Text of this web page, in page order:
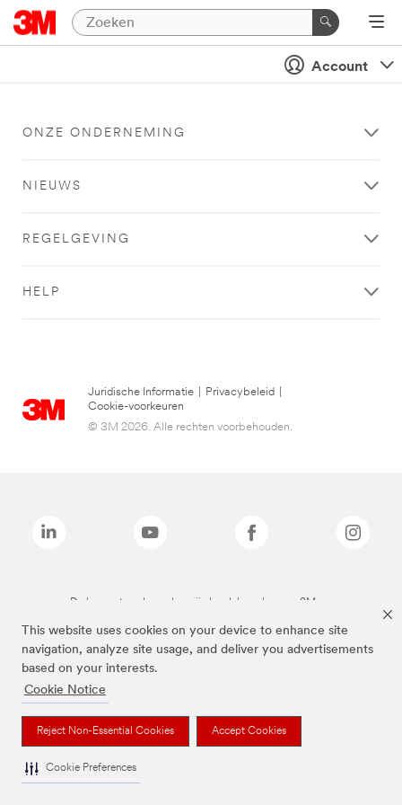
This website uses cookies on your device to enhance site
navigation, analyze site usage, and deliver you advertisements
based on your interests.
Cookie Notice
Reject Non-Essential Cookies Accept Cookies
Cookie Preferences
Account
ONZE ONDERNEMING
NIEUWS
REGELGEVING
HELP
Juridische Informatie Privacybeleid
Cookie-voorkeuren
© 3M 2026. Alle rechten voorbehouden.
De bovenstaande merken zijn handelsmerken van 3M.we